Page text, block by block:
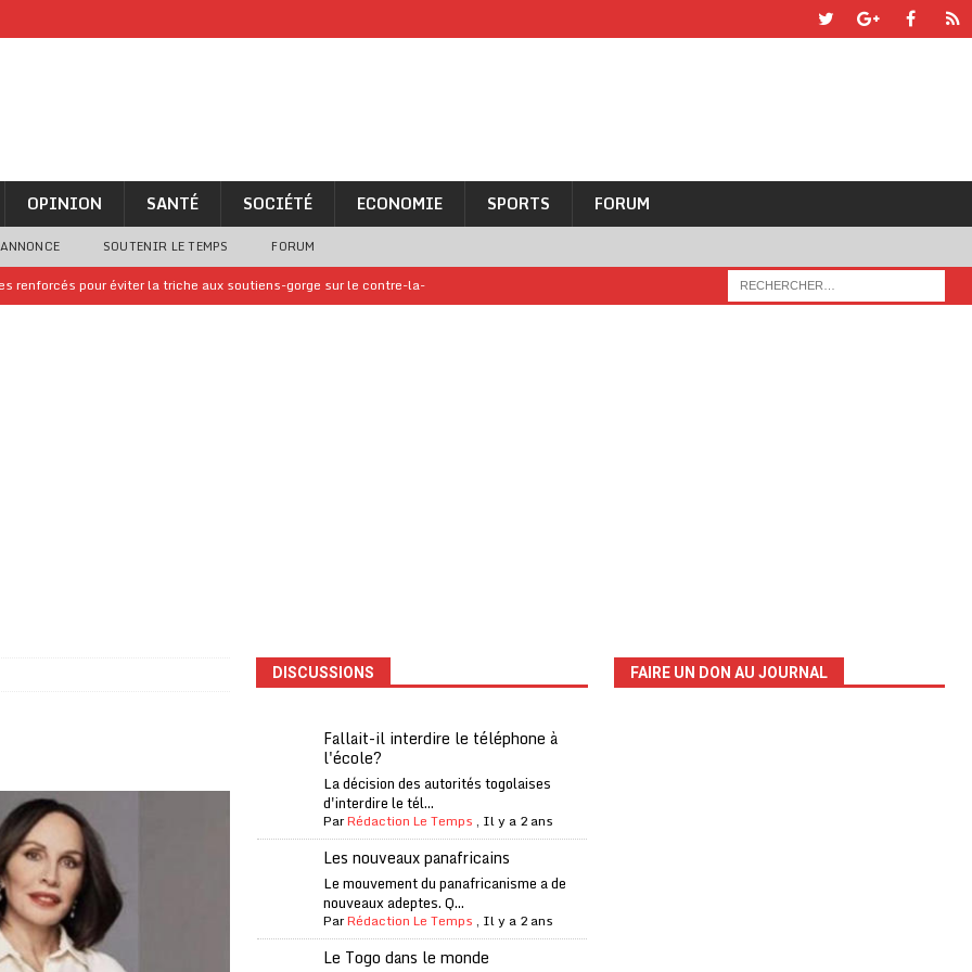
OPINION SANTÉ SOCIÉTÉ ECONOMIE SPORTS FORUM
SOUTENIR LE TEMPS FORUM
renforcés pour éviter la triche aux soutiens-gorge sur le contre-la-
l’Italie et de l’AC Milan, est mort à 66 ans
A LA UNE
trophée de la Coupe du monde
menace à «l’unanimité» d’un boycott des Coupes du monde
International exige une enquête
A LA UNE
Eléphants de Côte d’Ivoire
DISCUSSIONS
Fallait-il interdire le téléphone à
l'école?
La décision des autorités togolaises
d'interdire le tél...
ParRédaction Le Temps , Il y a 2 ans
Les nouveaux panafricains
Le mouvement du panafricanisme a de
nouveaux adeptes. Q...
ParRédaction Le Temps , Il y a 2 ans
Le Togo dans le monde
FAIRE UN DON AU JOURNAL